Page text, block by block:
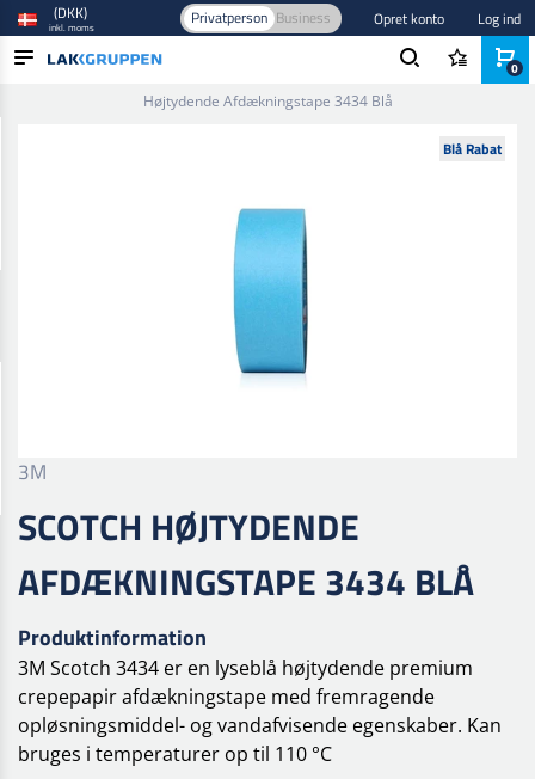
(DKK)
inkl. moms Privatperson Business Opret konto Log ind
Højtydende Afdækningstape 3434 Blå
Blå Rabat
3M
SCOTCH HØJTYDENDE
AFDÆKNINGSTAPE 3434 BLÅ
Produktinformation
3M Scotch 3434 er en lyseblå højtydende premium
crepepapir afdækningstape med fremragende
opløsningsmiddel- og vandafvisende egenskaber. Kan
bruges i temperaturer op til 110 °C
0